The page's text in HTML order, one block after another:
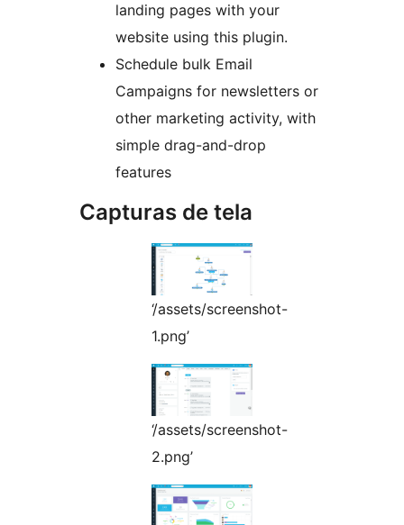
landing pages with your
website using this plugin.
Schedule bulk Email
Campaigns for newsletters or
other marketing activity, with
simple drag-and-drop
features
Capturas de tela
‘/assets/screenshot-
1.png’
‘/assets/screenshot-
2.png’